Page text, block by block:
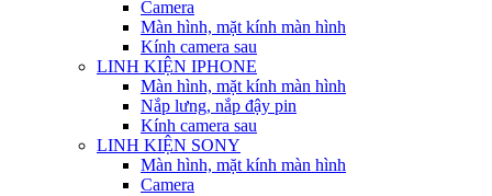
Camera
Màn hình, mặt kính màn hình
Kính camera sau
LINH KIỆN IPHONE
Màn hình, mặt kính màn hình
Nắp lưng, nắp đậy pin
Kính camera sau
LINH KIỆN SONY
Màn hình, mặt kính màn hình
Camera